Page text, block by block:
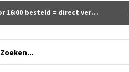
16:00 besteld = direct verzonden